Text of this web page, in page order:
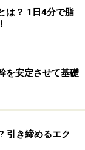
ませる筋トレ
理なく腹筋運
ポイント。まず
レ「トラン
は？ 1日4分で脂
を安定させて基礎
引き締めるエク